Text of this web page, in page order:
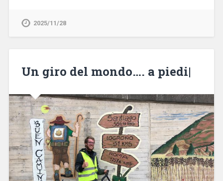
2025/11/28
Un giro del mondo…. a piedi|